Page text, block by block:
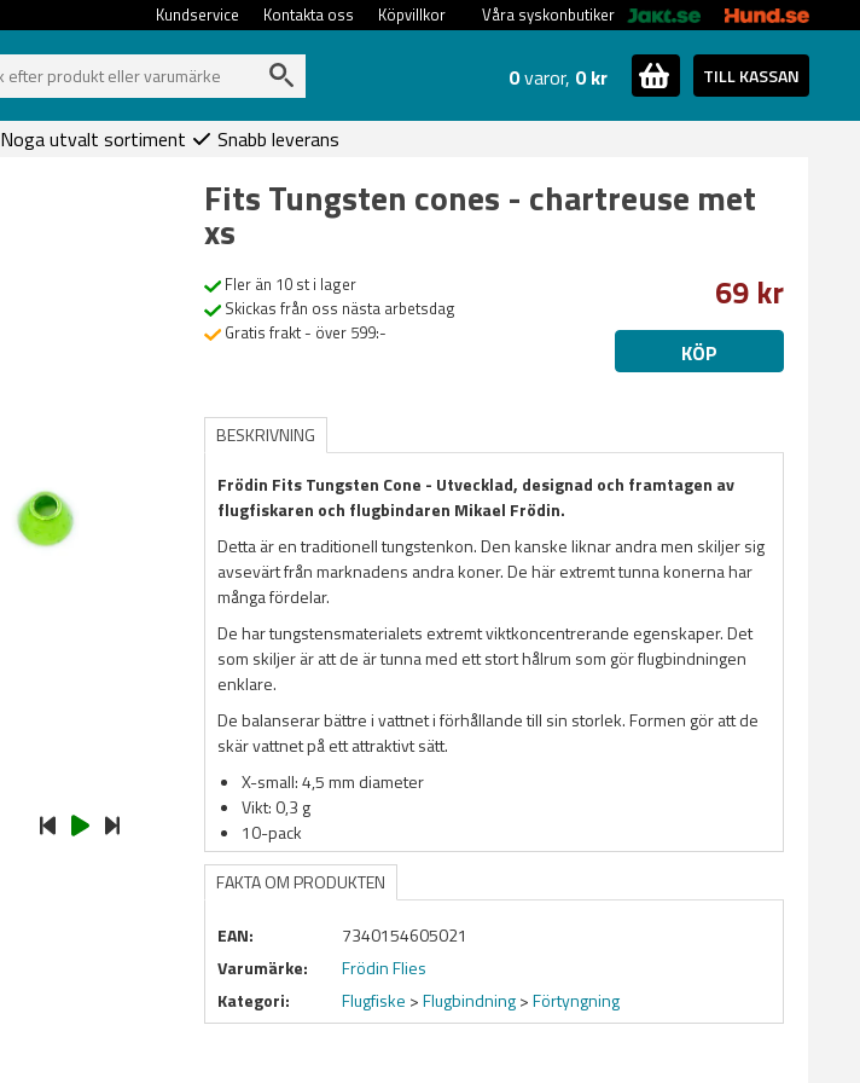
Våra syskonbutiker
Köpvillkor
Kontakta oss
Kundservice
0varor, 0 kr TILL KASSAN
Noga utvalt sortiment Snabb leverans
Fits Tungsten cones - chartreuse met
xs
Fler än 10 st i lager
Skickas från oss nästa arbetsdag
Gratis frakt - över 599:-
69 kr
KÖP
BESKRIVNING
Frödin Fits Tungsten Cone - Utvecklad, designad och framtagen av
flugfiskaren och flugbindaren Mikael Frödin.
Detta är en traditionell tungstenkon. Den kanske liknar andra men skiljer sig
avsevärt från marknadens andra koner. De här extremt tunna konerna har
många fördelar.
De har tungstensmaterialets extremt viktkoncentrerande egenskaper. Det
som skiljer är att de är tunna med ett stort hålrum som gör flugbindningen
enklare.
De balanserar bättre i vattnet i förhållande till sin storlek. Formen gör att de
skär vattnet på ett attraktivt sätt.
X-small: 4,5 mm diameter
Vikt: 0,3 g
10-pack
FAKTA OM PRODUKTEN
EAN:
7340154605021
Varumärke:
Frödin Flies
Kategori:
Flugfiske >Flugbindning>Förtyngning